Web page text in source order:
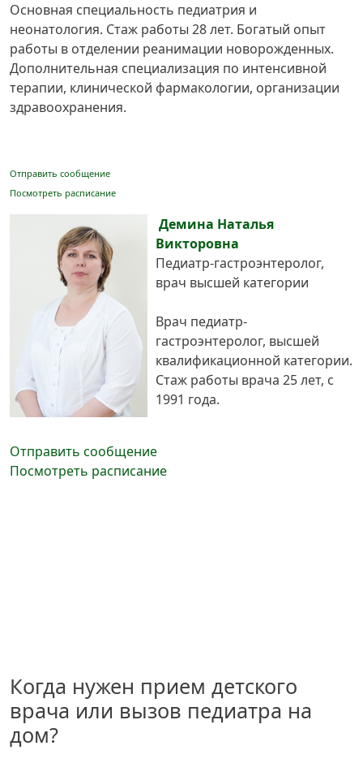
Основная специальность педиатрия и
неонатология. Стаж работы 28 лет. Богатый опыт
работы в отделении реанимации новорожденных.
Дополнительная специализация по интенсивной
терапии, клинической фармакологии, организации
здравоохранения.
Отправить сообщение
Посмотреть расписание
Демина Наталья
Викторовна
Педиатр-гастроэнтеролог,
врач высшей категории
Врач педиатр-
гастроэнтеролог, высшей
квалификационной категории.
Стаж работы врача 25 лет, с
1991 года.
Отправить сообщение
Посмотреть расписание
Когда нужен прием детского
врача или вызов педиатра на
дом?